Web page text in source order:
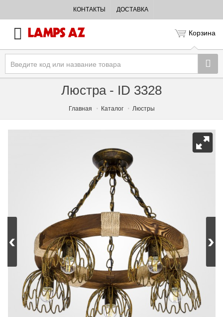
КОНТАКТЫ ДОСТАВКА
Корзина
Люстра - ID 3328
Главная Каталог Люстры